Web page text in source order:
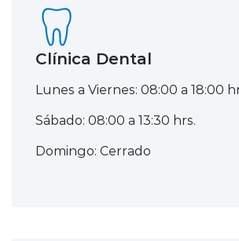
Clínica Dental
Lunes a Viernes: 08:00 a 18:00
Sábado: 08:00 a 13:30 hrs.
Domingo: Cerrado